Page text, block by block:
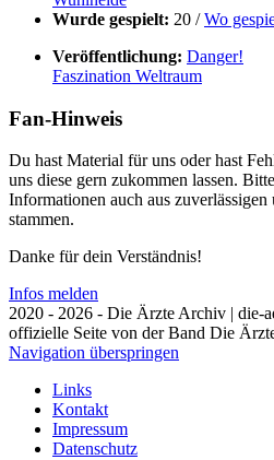
Wurde gespielt: 20 /Wo
Veröffentlichung: Danger!
Faszination Weltraum
Fan-Hinweis
Du hast Material für uns oder hast
uns diese gern zukommen lassen.
Informationen auch aus
stammen.
Danke für dein Verständnis!
Infos melden
2020 - 2026 - Die Ärzte Archiv | die-
offizielle Seite von der Band Die
Navigation überspringen
Links
Kontakt
Impressum
Datenschutz